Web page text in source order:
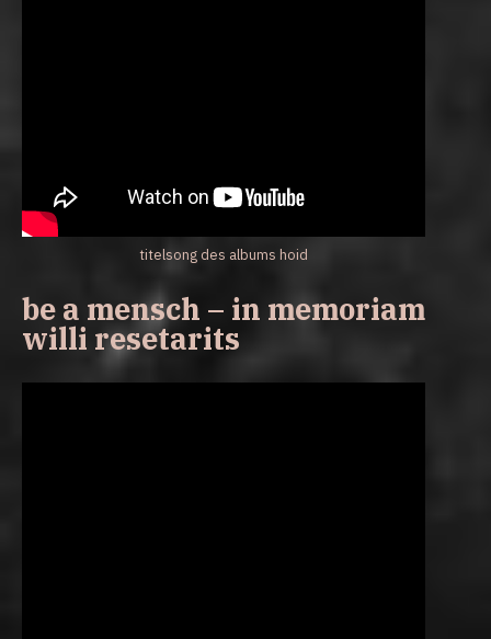
titelsong des albums hoid
be a mensch – in memoriam
willi resetarits